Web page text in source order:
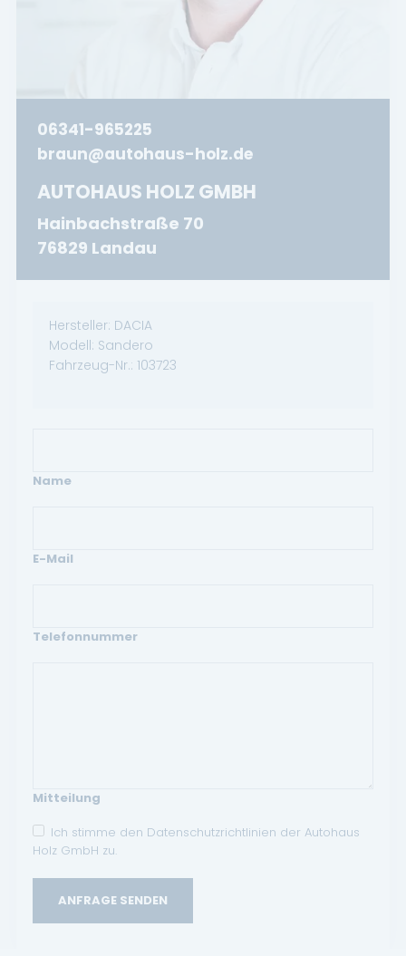
06341-965225
braun@autohaus-holz.de
AUTOHAUS HOLZ GMBH
Hainbachstraße 70
76829 Landau
Hersteller: DACIA
Modell: Sandero
Fahrzeug-Nr.: 103723
Name
E-Mail
Telefonnummer
Mitteilung
Ich stimme den Datenschutzrichtlinien der Autohaus
Holz GmbH zu.
ANFRAGE SENDEN